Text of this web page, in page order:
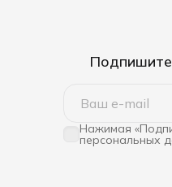
Нажимая
персональных